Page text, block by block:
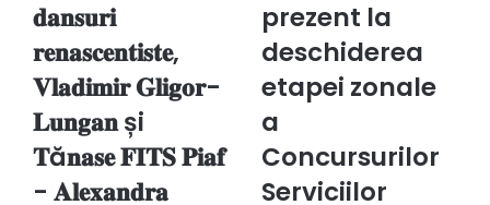
𝐝𝐚𝐧𝐬𝐮𝐫𝐢
𝐫𝐞𝐧𝐚𝐬𝐜𝐞𝐧𝐭𝐢𝐬𝐭𝐞,
𝐕𝐥𝐚𝐝𝐢𝐦𝐢𝐫
𝐆𝐥𝐢𝐠𝐨𝐫-
𝐋𝐮𝐧𝐠𝐚𝐧
𝐓ă𝐧𝐚𝐬𝐞
𝐅𝐈𝐓𝐒
𝐏𝐢𝐚𝐟
𝐝𝐚𝐧𝐬𝐮𝐫𝐢
𝐫𝐞𝐧𝐚𝐬𝐜𝐞𝐧𝐭𝐢𝐬𝐭𝐞,
𝐕𝐥𝐚𝐝𝐢𝐦𝐢𝐫 𝐆𝐥𝐢𝐠𝐨𝐫-
𝐋𝐮𝐧𝐠𝐚𝐧 și
𝐓ă𝐧𝐚𝐬𝐞 𝐅𝐈𝐓𝐒 𝐏𝐢𝐚𝐟
- 𝐀𝐥𝐞𝐱𝐚𝐧𝐝𝐫𝐚
la
deschiderea
etapei
zonale
a
Concursurilor
Serviciilor
Profesioniste
pentru
prezent la
deschiderea
etapei zonale
a
Concursurilor
Serviciilor